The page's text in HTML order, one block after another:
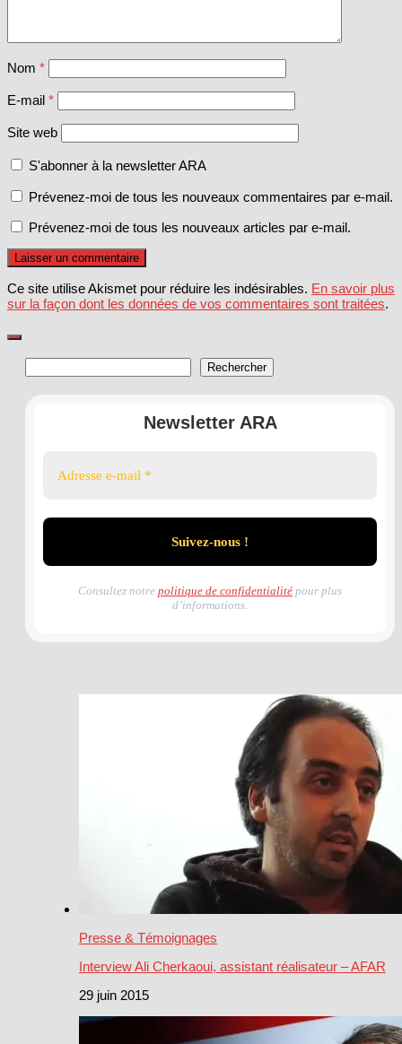
Nom *
E-mail *
Site web
S'abonner à la newsletter ARA
Prévenez-moi de tous les nouveaux commentaires par e-mail.
Prévenez-moi de tous les nouveaux articles par e-mail.
Ce site utilise Akismet pour réduire les indésirables. En savoir plus
sur la façon dont les données de vos commentaires sont traitées.
Rechercher
Newsletter ARA
Consultez notre politique de confidentialité pour plus
d’informations.
Presse & Témoignages
Interview Ali Cherkaoui, assistant réalisateur – AFAR
29 juin 2015